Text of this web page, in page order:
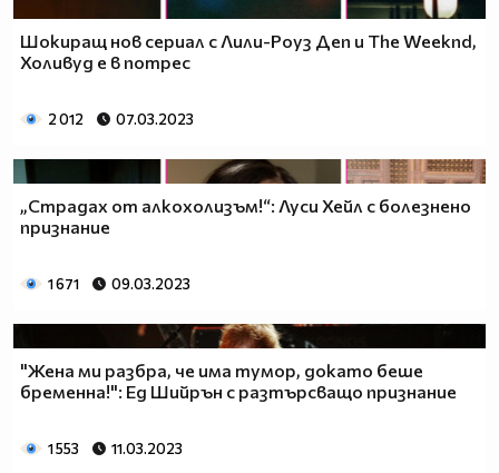
Шокиращ нов сериал с Лили-Роуз Деп и The Weeknd,
Холивуд е в потрес
2 012 07.03.2023
„Страдах от алкохолизъм!“: Луси Хейл с болезнено
признание
1 671 09.03.2023
"Жена ми разбра, че има тумор, докато беше
бременна!": Ед Шийрън с разтърсващо признание
1 553 11.03.2023